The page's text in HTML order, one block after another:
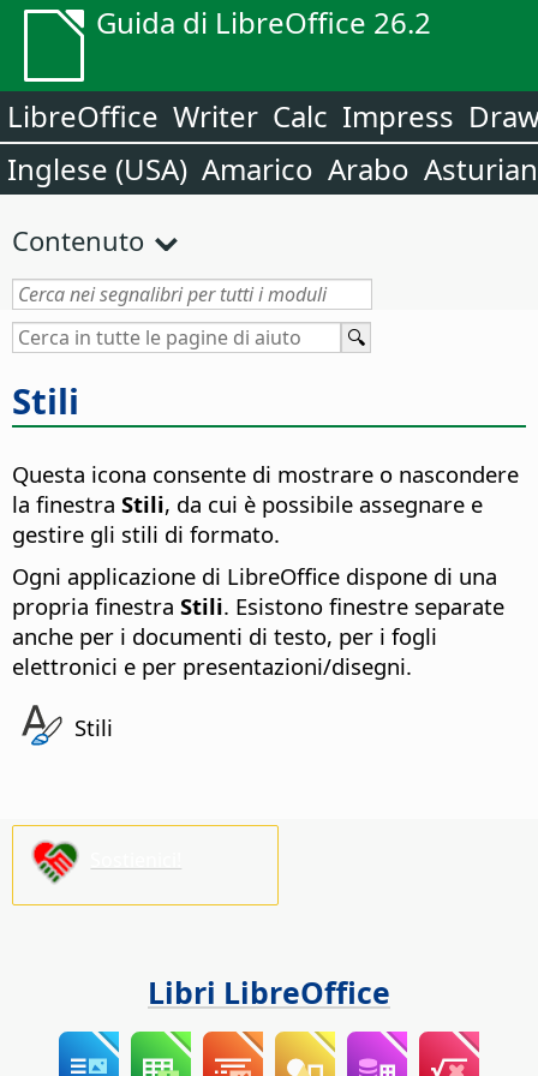
Guida di LibreOffice 26.2
LibreOffice Writer Calc Impress
Inglese (USA) Amarico Arabo
Contenuto
Stili
Questa icona consente di mostrare o nascondere
la finestra Stili, da cui è possibile assegnare e
gestire gli stili di formato.
Ogni applicazione di LibreOffice dispone di una
propria finestra Stili. Esistono finestre separate
anche per i documenti di testo, per i fogli
elettronici e per presentazioni/disegni.
Stili
Libri LibreOffice